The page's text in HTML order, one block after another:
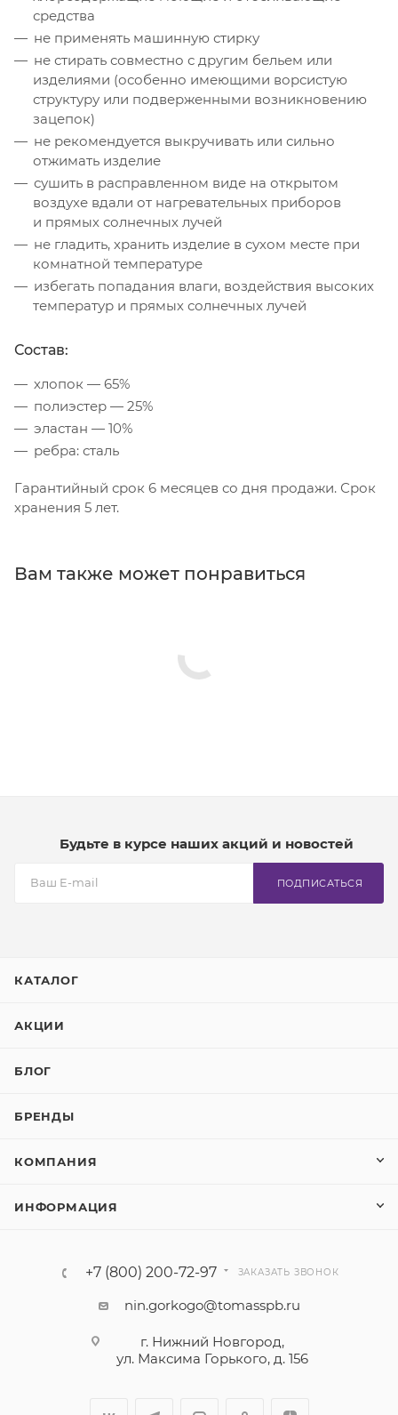
средства
не применять машинную стирку
не стирать совместно с другим бельем или
изделиями (особенно имеющими ворсистую
структуру или подверженными возникновению
зацепок)
не рекомендуется выкручивать или сильно
отжимать изделие
сушить в расправленном виде на открытом
воздухе вдали от нагревательных приборов
и прямых солнечных лучей
не гладить, хранить изделие в сухом месте при
комнатной температуре
избегать попадания влаги, воздействия высоких
температур и прямых солнечных лучей
Состав:
хлопок — 65%
полиэстер — 25%
эластан — 10%
ребра: сталь
Гарантийный срок 6 месяцев со дня продажи. Срок
хранения 5 лет.
Вам также может понравиться
Будьте в курсе наших акций и новостей
ПОДПИСАТЬСЯ
КАТАЛОГ
АКЦИИ
БЛОГ
БРЕНДЫ
КОМПАНИЯ
ИНФОРМАЦИЯ
+7 (800) 200-72-97 ЗАКАЗАТЬ ЗВОНОК
nin.gorkogo@tomasspb.ru
г. Нижний Новгород,
ул. Максима Горького, д. 156